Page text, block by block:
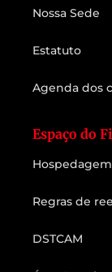
Nossa Sede
Estatuto
Agenda dos
Espaço do
Regras de
DSTCAM